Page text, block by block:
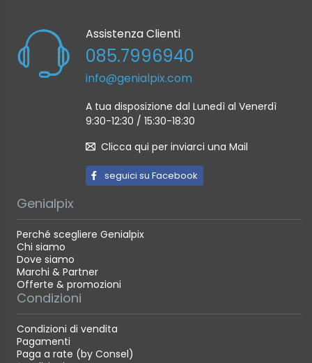
Assistenza Clienti
085.7996940
info@genialpix.com
A tua disposizione dal Lunedì al Venerdì
9:30-12:30 / 15:30-18:30
Clicca qui per inviarci una Mail
seguici su Facebook
Genialpix
Perché scegliere Genialpix
Chi siamo
Dove siamo
Marchi & Partner
Offerte & promozioni
Condizioni
Condizioni di vendita
Pagamenti
Paga a rate (by Consel)